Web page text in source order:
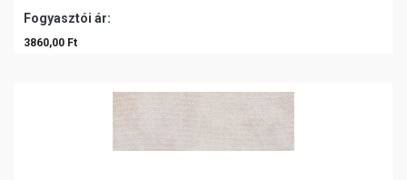
Fogyasztói ár:
3860,00 Ft